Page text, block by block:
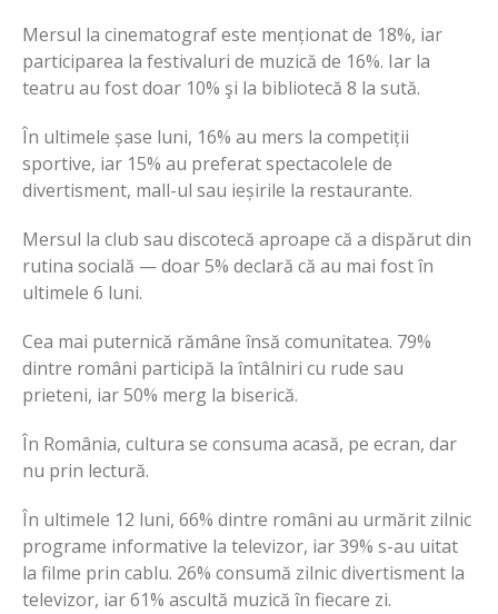
Mersul la cinematograf este menționat de 18%, iar
participarea la festivaluri de muzică de 16%. Iar la
teatru au fost doar 10% şi la bibliotecă 8 la sută.
În ultimele șase luni, 16% au mers la competiții
sportive, iar 15% au preferat spectacolele de
divertisment, mall-ul sau ieșirile la restaurante.
Mersul la club sau discotecă aproape că a dispărut din
rutina socială — doar 5% declară că au mai fost în
ultimele 6 luni.
Cea mai puternică rămâne însă comunitatea. 79%
dintre români participă la întâlniri cu rude sau
prieteni, iar 50% merg la biserică.
În România, cultura se consuma acasă, pe ecran, dar
nu prin lectură.
În ultimele 12 luni, 66% dintre români au urmărit zilnic
programe informative la televizor, iar 39% s-au uitat
la filme prin cablu. 26% consumă zilnic divertisment la
televizor, iar 61% ascultă muzică în fiecare zi.